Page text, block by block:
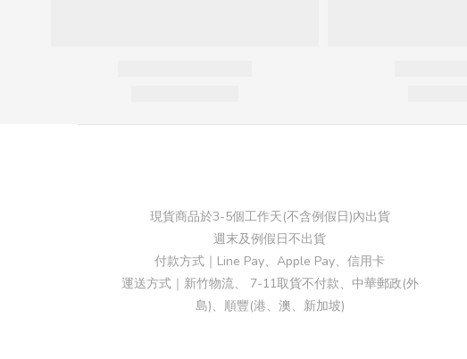
現貨商品於3-5個工作天(不含例假日)內出貨
週末及例假日不出貨
付款方式｜Line Pay、Apple Pay、信用卡
運送方式｜新竹物流、 7-11取貨不付款、中華郵政(外
島)、順豐(港、澳、新加坡)